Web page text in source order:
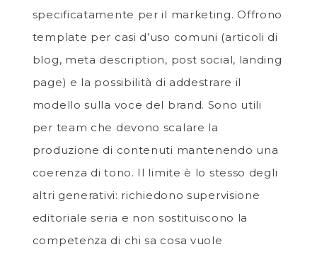
specificatamente per il marketing. Offrono
template per casi d’uso comuni (articoli di
blog, meta description, post social, landing
page) e la possibilità di addestrare il
modello sulla voce del brand. Sono utili
per team che devono scalare la
produzione di contenuti mantenendo una
coerenza di tono. Il limite è lo stesso degli
altri generativi: richiedono supervisione
editoriale seria e non sostituiscono la
competenza di chi sa cosa vuole